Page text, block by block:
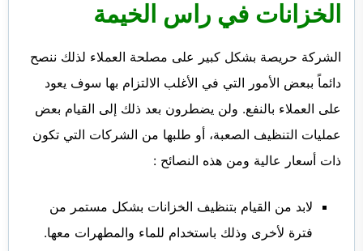
الخزانات في راس الخيمة
الشركة حريصة بشكل كبير على مصلحة العملاء لذلك ننصح
دائماً ببعض الأمور التي في الأغلب الالتزام بها سوف يعود
على العملاء بالنفع. ولن يضطرون بعد ذلك إلى القيام بعض
عمليات التنظيف الصعبة، أو طلبها من الشركات التي تكون
ذات أسعار عالية ومن هذه النصائح :
لابد من القيام بتنظيف الخزانات بشكل مستمر من
فترة لأخرى وذلك باستخدام للماء والمطهرات معها.